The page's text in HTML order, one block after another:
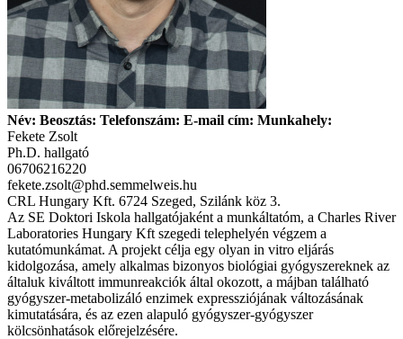
Név: Beosztás: Telefonszám: E-mail cím: Munkahely:
Fekete Zsolt
Ph.D. hallgató
06706216220
fekete.zsolt@phd.semmelweis.hu
CRL Hungary Kft. 6724 Szeged, Szilánk köz 3.
Az SE Doktori Iskola hallgatójaként a munkáltatóm, a Charles River
Laboratories Hungary Kft szegedi telephelyén végzem a
kutatómunkámat. A projekt célja egy olyan in vitro eljárás
kidolgozása, amely alkalmas bizonyos biológiai gyógyszereknek az
általuk kiváltott immunreakciók által okozott, a májban található
gyógyszer-metabolizáló enzimek expressziójának változásának
kimutatására, és az ezen alapuló gyógyszer-gyógyszer
kölcsönhatások előrejelzésére.